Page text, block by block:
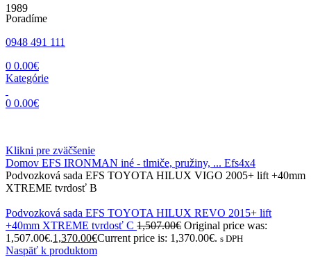
Poradíme
0948 491 111
0 0.00€
Kategórie
0 0.00€
Klikni pre zväčšenie
Domov EFS IRONMAN iné - tlmiče, pružiny, ... Efs4x4
Podvozková sada EFS TOYOTA HILUX VIGO 2005+ lift +40mm
XTREME tvrdosť B
Podvozková sada EFS TOYOTA HILUX REVO 2015+ lift
+40mm XTREME tvrdosť C 1,507.00€ Original price was:
1,507.00€.1,370.00€Current price is: 1,370.00€. s DPH
Naspäť k produktom